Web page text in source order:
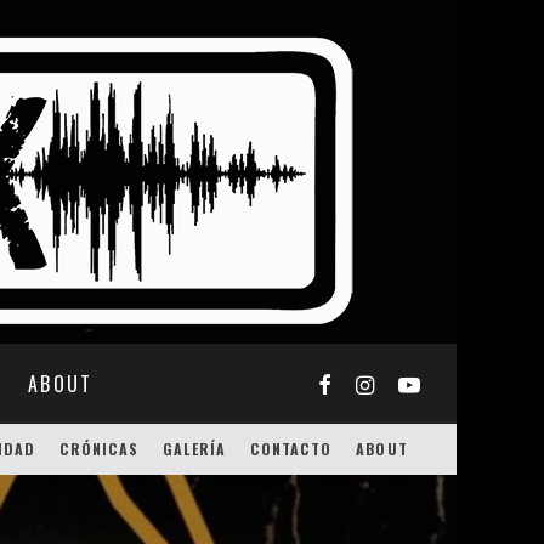
ABOUT
CRÓNICAS GALERÍA CONTACTO ABOUT